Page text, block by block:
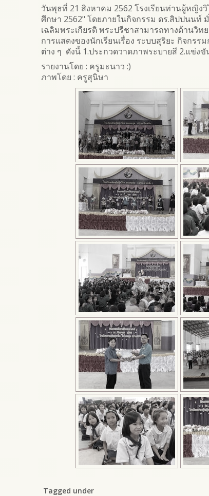
วันพุธที่ 21 สิงหาคม 2562 โรงเรียนท่านผู้หญิง
ศึกษา 2562" โดยภายในกิจกรรม ดร.สิปปนนท์
เฉลิมพระเกียรติ พระปรีชาสามารถทางด้านวิ
การแสดงของนักเรียนเรื่อง ระบบสุริยะ กิจกร
ต่าง ๆ ดังนี้ 1.ประกวดวาดภาพระบายสี 2.แข่
รายงานโดย : ครูมะนาว :)
ภาพโดย : ครูสุนิษา
Tagged under